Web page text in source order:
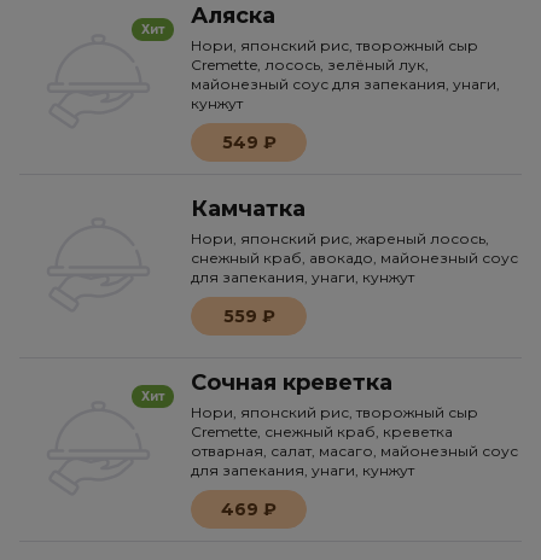
Хит
Аляска
Нори, японский рис, творожный сыр
Cremette, лосось, зелёный лук,
майонезный соус для запекания, унаги,
кунжут
549 ₽
Камчатка
Нори, японский рис, жареный лосось,
снежный краб, авокадо, майонезный соус
для запекания, унаги, кунжут
559 ₽
Хит
Сочная креветка
Нори, японский рис, творожный сыр
Cremette, снежный краб, креветка
отварная, салат, масаго, майонезный соус
для запекания, унаги, кунжут
469 ₽